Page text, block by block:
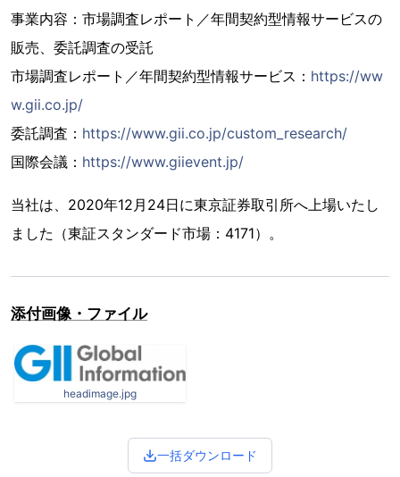
事業内容：市場調査レポート／年間契約型情報サービスの
販売、委託調査の受託
市場調査レポート／年間契約型情報サービス： https://ww
w.gii.co.jp/
委託調査： https://www.gii.co.jp/custom_research/
国際会議： https://www.giievent.jp/
当社は、2020年12月24日に東京証券取引所へ上場いたし
ました（東証スタンダード市場：4171）。
添付画像・ファイル
headimage.jpg
一括ダウンロード